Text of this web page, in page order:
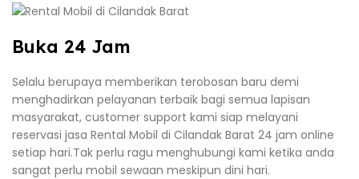
Buka 24 Jam
Selalu berupaya memberikan terobosan baru demi
menghadirkan pelayanan terbaik bagi semua lapisan
masyarakat, customer support kami siap melayani
reservasi jasa Rental Mobil di Cilandak Barat 24 jam online
setiap hari.Tak perlu ragu menghubungi kami ketika anda
sangat perlu mobil sewaan meskipun dini hari.